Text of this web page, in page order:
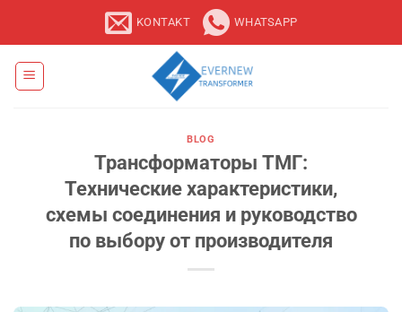
KONTAKT WHATSAPP
BLOG
Трансформаторы ТМГ:
Технические характеристики,
схемы соединения и руководство
по выбору от производителя